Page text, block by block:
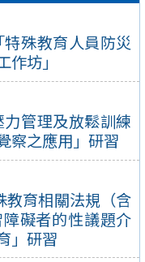
殊教育人員防災
坊」
管理及放鬆訓練
察之應用」研習
教育相關法規（含
礙者的性議題介
」研習